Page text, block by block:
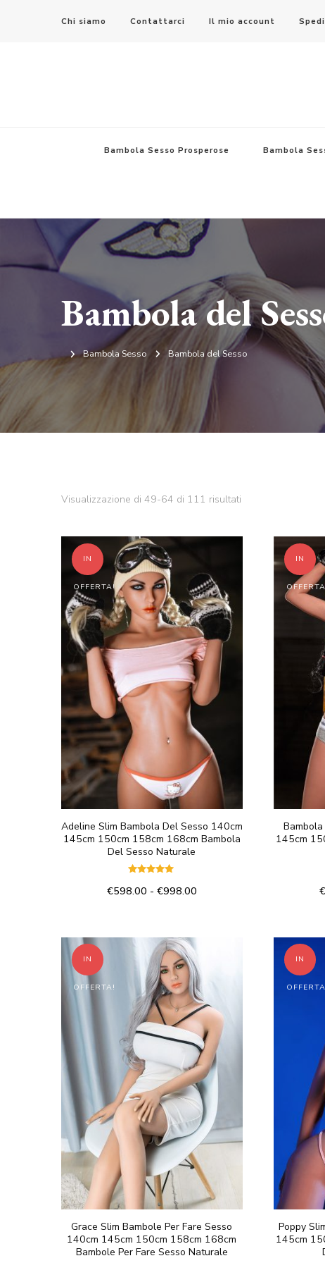
Chi siamo Contattarci Il mio account
Bambola Sesso Prosperose Bambola
Bambola del
Bambola Sesso Bambola del Sesso
Visualizzazione di 49-64 di 111 risultati
IN
OFFERTA!
Adeline Slim Bambola Del Sesso 140cm
145cm 150cm 158cm 168cm Bambola
Del Sesso Naturale
5.00
€598.00 - €998.00Fascia
a
€998.00
ha
più
varianti.
Le
opzioni
possono
essere
scelte
nella
pagina
del
prodotto
IN
145cm
€
IN
OFFERTA!
Grace Slim Bambole Per Fare Sesso
140cm 145cm 150cm 158cm 168cm
Bambole Per Fare Sesso Naturale
IN
Poppy
145cm